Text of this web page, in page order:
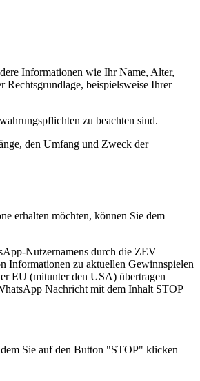
Informationen wie Ihr Name, Alter,
Rechtsgrundlage, beispielsweise Ihrer
zu beachten sind.
den Umfang und Zweck der
erhalten möchten, können Sie dem
Nutzernamens durch die ZEV
Informationen zu aktuellen Gewinnspielen
EU (mitunter den USA) übertragen
Nachricht mit dem Inhalt STOP
Sie auf den Button "STOP" klicken